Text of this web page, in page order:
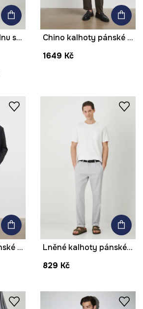
Kalhoty s příměsí lnu slim, melanž tmavomodrá barva
Chino kalhoty pánské s vlnou
1649 Kč
Chino kalhoty pánské s vlnou
Lněné kalhoty pánské s páskem, melanž šedá barva
829 Kč